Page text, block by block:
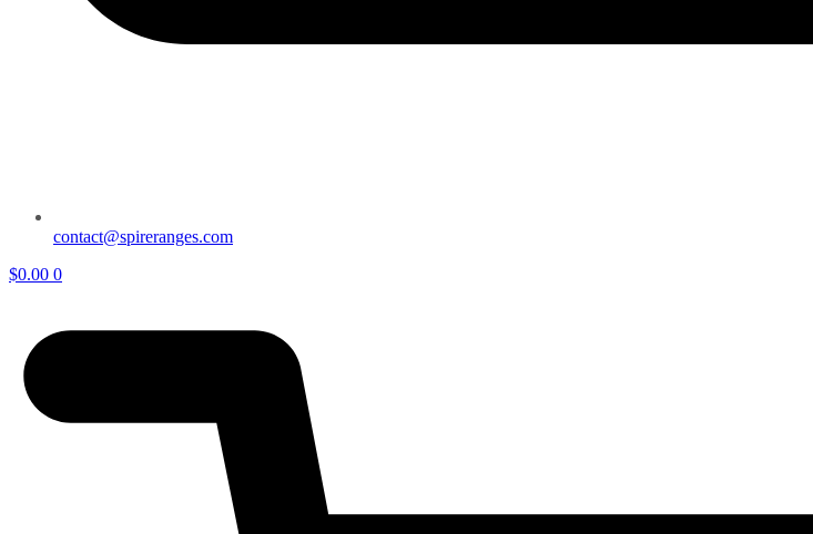
contact@spireranges.com
$0.00 0